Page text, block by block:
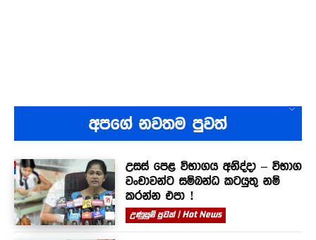
අපගේ නවතම පුවත්
උසස් පෙළ විභාගය අනිද්දා – විභාග
වංචාවන්ට සම්බන්ධ කටයුතු නම්
කරන්න එපා !
උණුසුම් පුවත් | Hot News